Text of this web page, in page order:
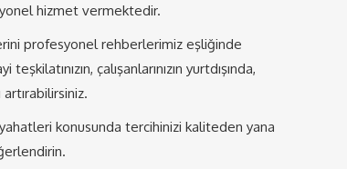
hizmet vermektedir.
profesyonel rehberlerimiz eşliğinde
çalışanlarınızın yurtdışında,
konusunda tercihinizi kaliteden yana